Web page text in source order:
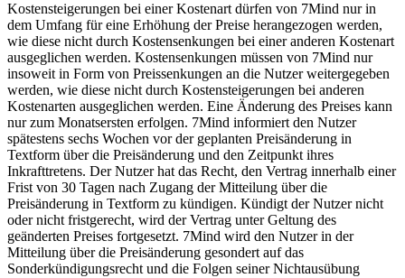
Kostensteigerungen bei einer Kostenart dürfen von 7Mind nur in
dem Umfang für eine Erhöhung der Preise herangezogen werden,
wie diese nicht durch Kostensenkungen bei einer anderen Kostenart
ausgeglichen werden. Kostensenkungen müssen von 7Mind nur
insoweit in Form von Preissenkungen an die Nutzer weitergegeben
werden, wie diese nicht durch Kostensteigerungen bei anderen
Kostenarten ausgeglichen werden. Eine Änderung des Preises kann
nur zum Monatsersten erfolgen. 7Mind informiert den Nutzer
spätestens sechs Wochen vor der geplanten Preisänderung in
Textform über die Preisänderung und den Zeitpunkt ihres
Inkrafttretens. Der Nutzer hat das Recht, den Vertrag innerhalb einer
Frist von 30 Tagen nach Zugang der Mitteilung über die
Preisänderung in Textform zu kündigen. Kündigt der Nutzer nicht
oder nicht fristgerecht, wird der Vertrag unter Geltung des
geänderten Preises fortgesetzt. 7Mind wird den Nutzer in der
Mitteilung über die Preisänderung gesondert auf das
Sonderkündigungsrecht und die Folgen seiner Nichtausübung